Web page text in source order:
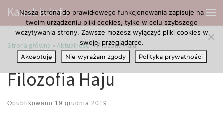
Przejdź do treści
Kanabis.info
Strona główna » Aktualności»Filozofia Haju
Filozofia Haju
Opublikowano 19 grudnia 2019
Nasza strona do prawidłowego funkcjonowania zapisuje na
twoim urządzeniu pliki cookies, tylko w celu szybszego
wczytywania strony. Zawsze możesz wyłączyć pliki cookies w
swojej przeglądarce.
Akceptuję
Nie wyrażam zgody Polityka prywatności